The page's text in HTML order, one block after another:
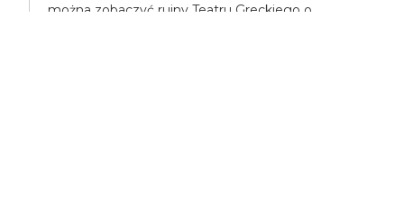
można zobaczyć ruiny Teatru Greckiego o